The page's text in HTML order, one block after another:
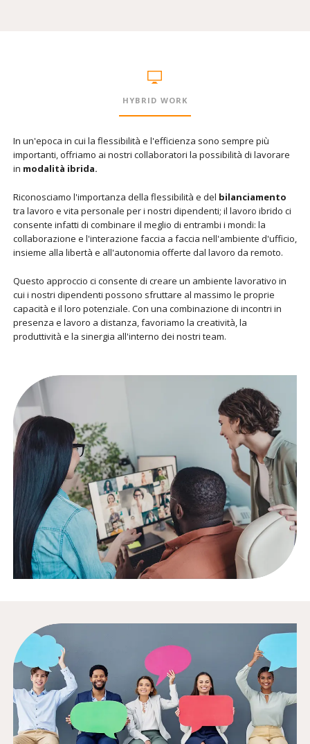
HYBRID WORK
In un'epoca in cui la flessibilità e l'efficienza sono sempre più
importanti, offriamo ai nostri collaboratori la possibilità di lavorare
in modalità ibrida.
Riconosciamo l'importanza della flessibilità e del bilanciamento
tra lavoro e vita personale per i nostri dipendenti; il lavoro ibrido ci
consente infatti di combinare il meglio di entrambi i mondi: la
collaborazione e l'interazione faccia a faccia nell'ambiente d'ufficio,
insieme alla libertà e all'autonomia offerte dal lavoro da remoto.
Questo approccio ci consente di creare un ambiente lavorativo in
cui i nostri dipendenti possono sfruttare al massimo le proprie
capacità e il loro potenziale. Con una combinazione di incontri in
presenza e lavoro a distanza, favoriamo la creatività, la
produttività e la sinergia all'interno dei nostri team.